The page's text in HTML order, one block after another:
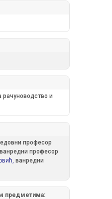
и
професор
ванредни професор
ванредни
предметима: